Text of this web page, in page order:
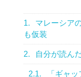
1.
マレーシア
も仮装
2. 自分が読ん
2.1.
「ギャ